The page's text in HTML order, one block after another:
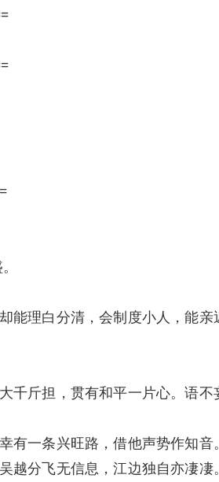
能理白分清，会制度小人，能
千斤担，贯有和平一片心。语
一条兴旺路，借他声势作知音。
越分飞无信息，江边独自亦凄凄。